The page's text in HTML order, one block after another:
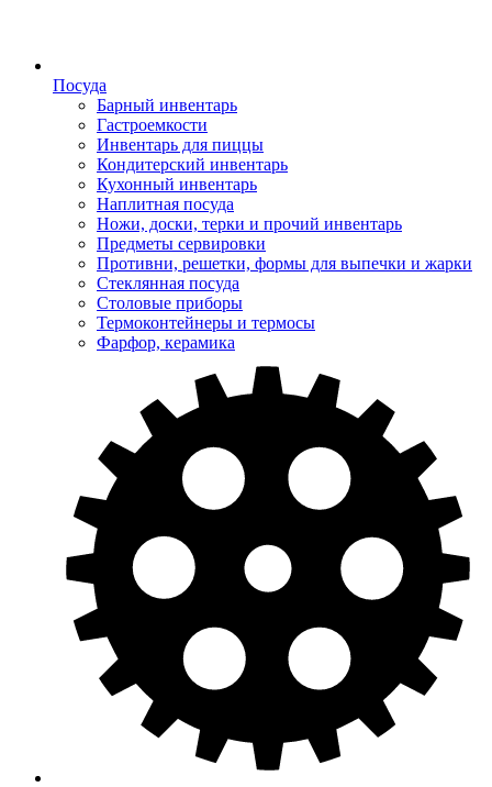
Посуда
Барный инвентарь
Гастроемкости
Инвентарь для пиццы
Кондитерский инвентарь
Кухонный инвентарь
Наплитная посуда
Ножи, доски, терки и прочий инвентарь
Предметы сервировки
Противни, решетки, формы для выпечки и жарки
Стеклянная посуда
Столовые приборы
Термоконтейнеры и термосы
Фарфор, керамика